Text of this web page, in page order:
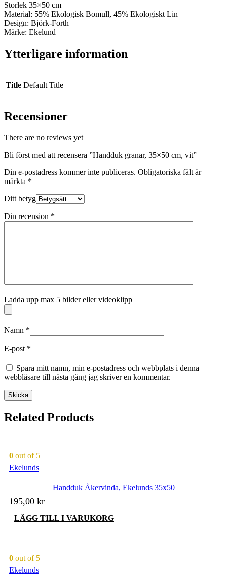
Storlek 35×50 cm
Material: 55% Ekologisk Bomull, 45% Ekologiskt Lin
Design: Björk-Forth
Märke: Ekelund
Ytterligare information
Title Default Title
Recensioner
There are no reviews yet
Bli först med att recensera ”Handduk granar, 35×50 cm, vit”
Din e-postadress kommer inte publiceras. Obligatoriska fält är
märkta *
Ditt betyg
Din recension *
Ladda upp max 5 bilder eller videoklipp
Namn *
E-post *
Spara mitt namn, min e-postadress och webbplats i denna
webbläsare till nästa gång jag skriver en kommentar.
Related Products
0 out of 5
Ekelunds
Handduk Åkervinda, Ekelunds 35x50
195,00 kr
LÄGG TILL I VARUKORG
0 out of 5
Ekelunds